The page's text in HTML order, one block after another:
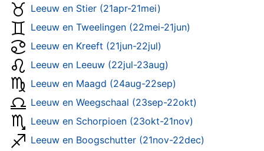
Leeuw en Stier (21apr-21mei)
Leeuw en Tweelingen (22mei-21jun)
Leeuw en Kreeft (21jun-22jul)
Leeuw en Leeuw (22jul-23aug)
Leeuw en Maagd (24aug-22sep)
Leeuw en Weegschaal (23sep-22okt)
Leeuw en Schorpioen (23okt-21nov)
Leeuw en Boogschutter (21nov-22dec)